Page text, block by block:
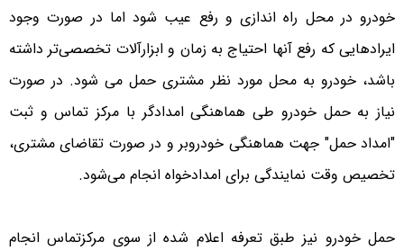
خودرو در محل راه اندازی و رفع عیب شود اما در صورت وجود
ایرادهایی که رفع آنها احتیاج به زمان و ابزارآلات تخصصی‌تر داشته
باشد، خودرو به محل مورد نظر مشتری حمل می شود. در صورت
نیاز به حمل خودرو طی هماهنگی امدادگر با مرکز تماس و ثبت
"امداد حمل" جهت هماهنگی خودروبر و در صورت تقاضای مشتری،
تخصیص وقت نمایندگی برای امدادخواه انجام می‌شود.
حمل خودرو نیز طبق تعرفه اعلام شده از سوی مرکزتماس انجام